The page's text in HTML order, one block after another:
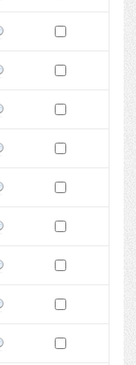
Pokaż podgląd wersji z dnia
Zaznacz wersję do
Pokaż podgląd wersji z dnia
Zaznacz wersję do
Pokaż podgląd wersji z dnia
Zaznacz wersję do
Pokaż podgląd wersji z dnia
Zaznacz wersję do
Pokaż podgląd wersji z dnia
Zaznacz wersję do
Pokaż podgląd wersji z dnia
Zaznacz wersję do
Pokaż podgląd wersji z dnia
Zaznacz wersję do
Pokaż podgląd wersji z dnia
Zaznacz wersję do
Pokaż podgląd wersji z dnia
Zaznacz wersję do